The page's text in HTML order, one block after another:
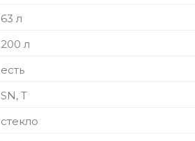
63 л
200 л
есть
SN, T
стекло